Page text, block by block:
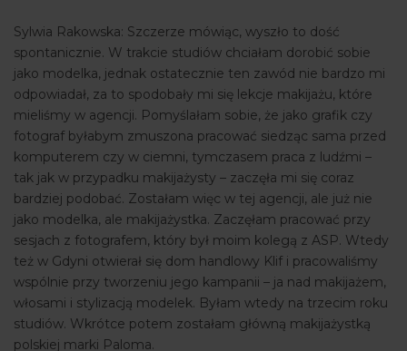
Sylwia Rakowska: Szczerze mówiąc, wyszło to dość
spontanicznie. W trakcie studiów chciałam dorobić sobie
jako modelka, jednak ostatecznie ten zawód nie bardzo mi
odpowiadał, za to spodobały mi się lekcje makijażu, które
mieliśmy w agencji. Pomyślałam sobie, że jako grafik czy
fotograf byłabym zmuszona pracować siedząc sama przed
komputerem czy w ciemni, tymczasem praca z ludźmi –
tak jak w przypadku makijażysty – zaczęła mi się coraz
bardziej podobać. Zostałam więc w tej agencji, ale już nie
jako modelka, ale makijażystka. Zaczęłam pracować przy
sesjach z fotografem, który był moim kolegą z ASP. Wtedy
też w Gdyni otwierał się dom handlowy Klif i pracowaliśmy
wspólnie przy tworzeniu jego kampanii – ja nad makijażem,
włosami i stylizacją modelek. Byłam wtedy na trzecim roku
studiów. Wkrótce potem zostałam główną makijażystką
polskiej marki Paloma.